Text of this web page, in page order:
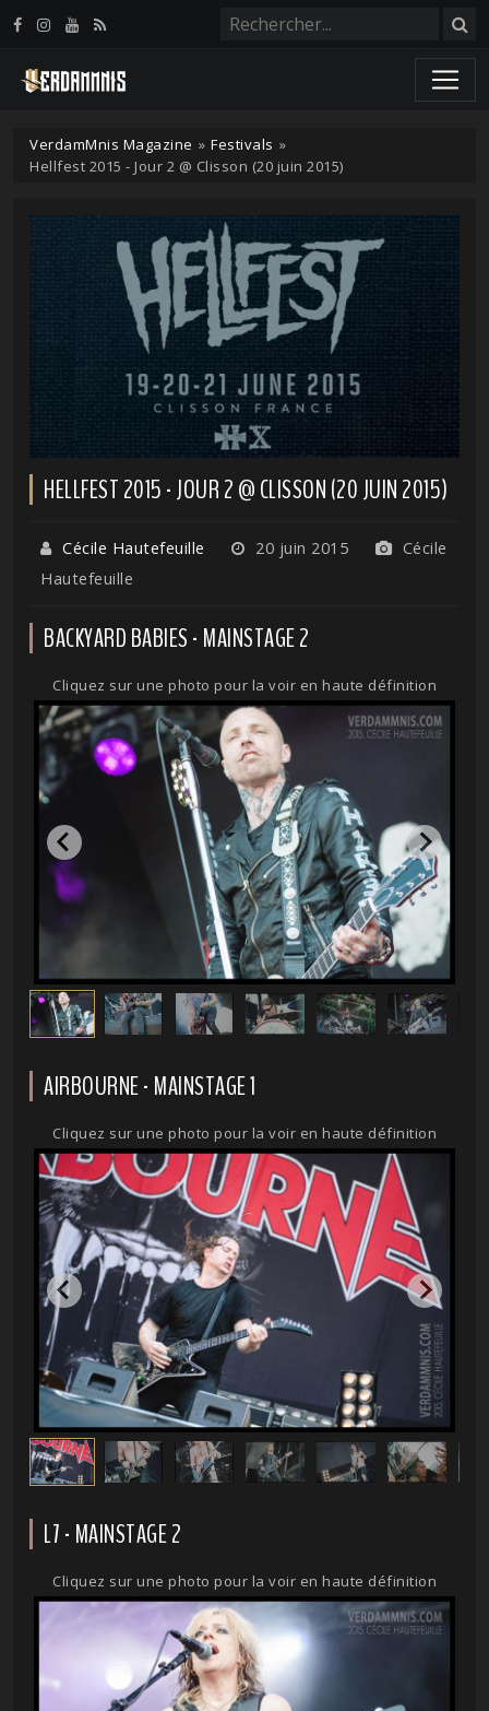
VerdamMnis Magazine » Festivals »
Hellfest 2015 - Jour 2 @ Clisson (20 juin 2015)
HELLFEST 2015 - JOUR 2 @ CLISSON (20 JUIN 2015)
Cécile Hautefeuille 20 juin 2015
Cécile
Hautefeuille
BACKYARD BABIES - MAINSTAGE 2
Cliquez sur une photo pour la voir en haute définition
AIRBOURNE - MAINSTAGE 1
Cliquez sur une photo pour la voir en haute définition
L7 - MAINSTAGE 2
Cliquez sur une photo pour la voir en haute définition
Panneau de gestion des cookies